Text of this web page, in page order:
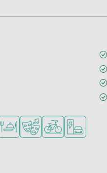
Supermarkt
of pizzeria
Animatieprogramma
Fietsverhuur
Laadpaal